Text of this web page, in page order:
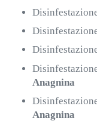
Anagnina
Anagnina